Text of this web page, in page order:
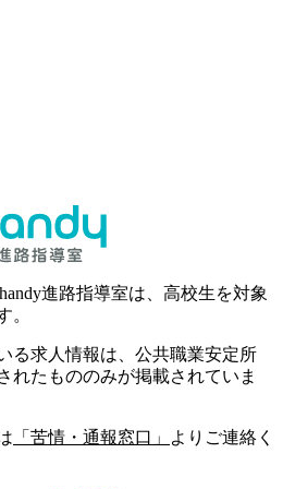
進路指導室は、高校生を対象
。
る求人情報は、公共職業安定所
れたもののみが掲載されていま
「苦情・通報窓口」
よりご連絡く